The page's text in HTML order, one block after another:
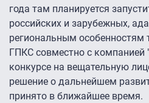
года там планируется
российских и зарубежных,
региональным особенностям
ГПКС совместно с компанией
конкурсе на вещательную
решение о дальнейшем
принято в ближайшее время.